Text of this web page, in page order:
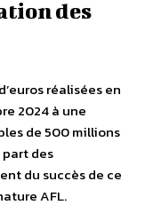
des
réalisées en
2024 à une
de 500 millions
part des
du succès de ce
AFL.